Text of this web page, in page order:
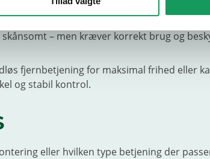
– men kræver korrekt brug og
fjernbetjening for maksimal frihed eller
og stabil kontrol.
eller hvilken type betjening der